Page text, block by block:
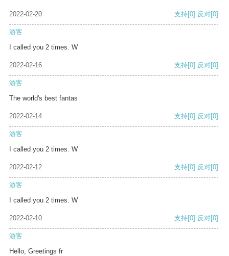
2022-02-20 支持[0] 反对[0]
游客
I called you 2 times. W
2022-02-16 支持[0] 反对[0]
游客
The world's best fantas
2022-02-14 支持[0] 反对[0]
游客
I called you 2 times. W
2022-02-12 支持[0] 反对[0]
游客
I called you 2 times. W
2022-02-10 支持[0] 反对[0]
游客
Hello, Greetings fr